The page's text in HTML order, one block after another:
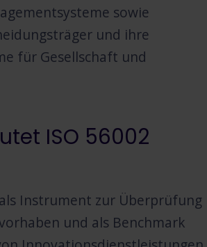
sowie
und ihre
für Gesellschaft und
ISO 56002
Instrument zur Überprüfung
und als Benchmark